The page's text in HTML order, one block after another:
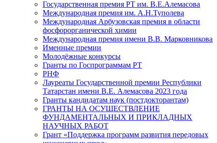
Государственная премия РТ им. В.Е.Алемасова
Международная премия им. А.Н.Туполева
Международная Арбузовская премия в области
фосфорорганической химии
Международная премия имени В.В. Марковникова
Именные премии
Молодёжные конкурсы
Гранты по Госпрограммам РТ
РНФ
Лауреаты Государственной премии Республики
Татарстан имени В.Е. Алемасова 2023 года
Гранты кандидатам наук (постдокторантам)
ГРАНТЫ НА ОСУЩЕСТВЛЕНИЕ
ФУНДАМЕНТАЛЬНЫХ И ПРИКЛАДНЫХ
НАУЧНЫХ РАБОТ
Грант «Поддержка программ развития передовых